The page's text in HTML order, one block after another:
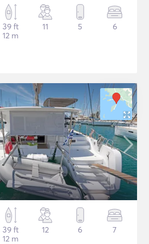
39 ft
12 m
11 5 6
39 ft
12 m
12 6 7